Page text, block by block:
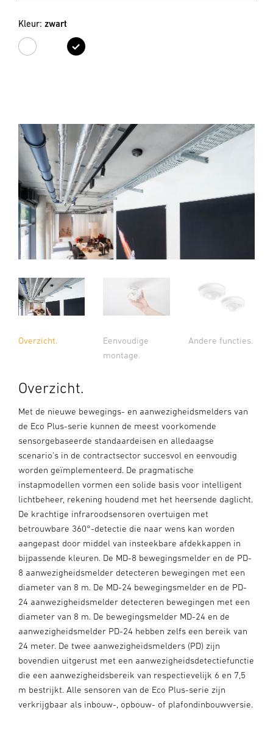
Kleur: zwart
wit zwart
Overzicht.
Eenvoudige
montage.
Andere functies.
Overzicht.
Met de nieuwe bewegings- en aanwezigheidsmelders van
de Eco Plus-serie kunnen de meest voorkomende
sensorgebaseerde standaardeisen en alledaagse
scenario's in de contractsector succesvol en eenvoudig
worden geïmplementeerd. De pragmatische
instapmodellen vormen een solide basis voor intelligent
lichtbeheer, rekening houdend met het heersende daglicht.
De krachtige infraroodsensoren overtuigen met
betrouwbare 360°-detectie die naar wens kan worden
aangepast door middel van insteekbare afdekkappen in
bijpassende kleuren. De MD-8 bewegingsmelder en de PD-
8 aanwezigheidsmelder detecteren bewegingen met een
diameter van 8 m. De MD-24 bewegingsmelder en de PD-
24 aanwezigheidsmelder detecteren bewegingen met een
diameter van 8 m. De bewegingsmelder MD-24 en de
aanwezigheidsmelder PD-24 hebben zelfs een bereik van
24 meter. De twee aanwezigheidsmelders (PD) zijn
bovendien uitgerust met een aanwezigheidsdetectiefunctie
die een aanwezigheidsbereik van respectievelijk 6 en 7,5
m bestrijkt. Alle sensoren van de Eco Plus-serie zijn
verkrijgbaar als inbouw-, opbouw- of plafondinbouwversie.